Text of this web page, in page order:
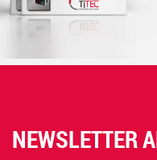
NEWSLETTER